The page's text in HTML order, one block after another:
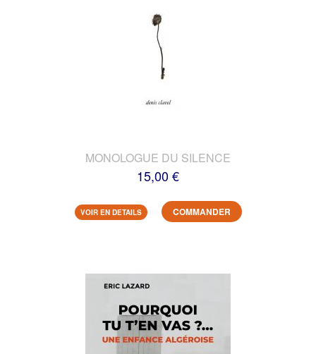
MONOLOGUE DU SILENCE
15,00 €
VOIR EN DETAILS COMMANDER